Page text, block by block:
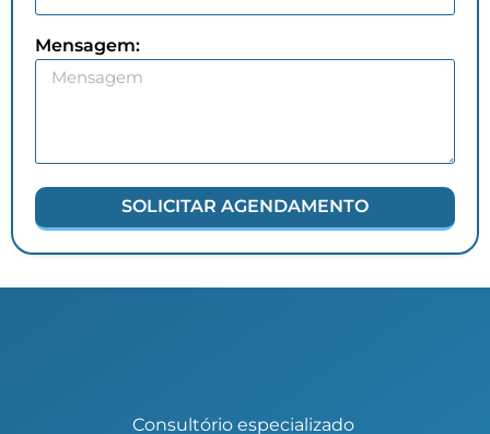
Mensagem:
SOLICITAR AGENDAMENTO
Consultório especializado